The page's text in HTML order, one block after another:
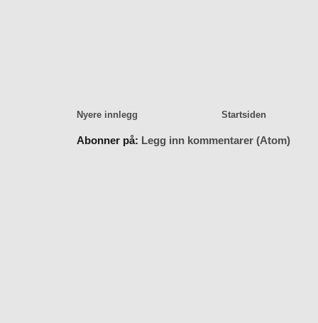
Nyere innlegg Startsiden
Abonner på: Legg inn kommentarer (Atom)